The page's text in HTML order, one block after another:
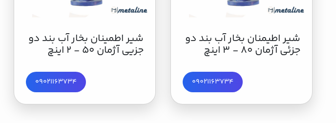
شير اطیمنان بخار آب بند دو
جزئی آژمان 80 - 3 اینچ
09021163734
شير اطمینان بخار آب بند دو
جزيي آژمان 50 - 2 اینچ
09021163734